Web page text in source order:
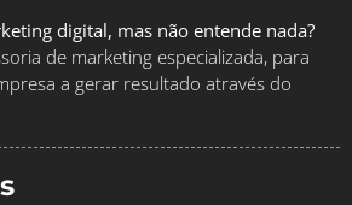
digital, mas não entende nada?
de marketing especializada, para
a gerar resultado através do